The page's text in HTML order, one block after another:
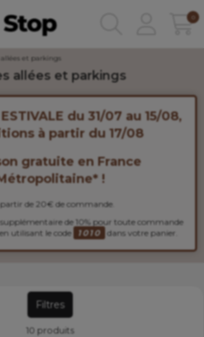
et parkings
allées et parkings
ESTIVALE du 31/07 au 15/08,
à partir du 17/08
gratuite en France
!
de 20€ de commande.
de 10% pour toute commande
utilisant le code
1010 dans votre panier.
Filtres
10 produits